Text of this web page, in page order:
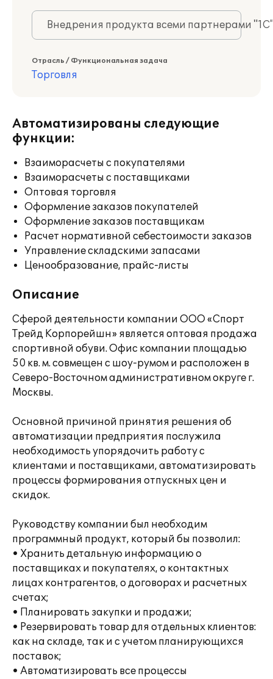
Внедрения продукта всеми партнерами
Отрасль / Функциональная задача
Торговля
Автоматизированы следующие
функции:
Взаиморасчеты с покупателями
Взаиморасчеты с поставщиками
Оптовая торговля
Оформление заказов покупателей
Оформление заказов поставщикам
Расчет нормативной себестоимости заказов
Управление складскими запасами
Ценообразование, прайс-листы
Описание
Сферой деятельности компании ООО «Спорт
Трейд Корпорейшн» является оптовая продажа
спортивной обуви. Офис компании площадью
50 кв. м. совмещен с шоу-румом и расположен в
Северо-Восточном административном округе г.
Москвы.
Основной причиной принятия решения об
автоматизации предприятия послужила
необходимость упорядочить работу с
клиентами и поставщиками, автоматизировать
процессы формирования отпускных цен и
скидок.
Руководству компании был необходим
программный продукт, который бы позволил:
• Хранить детальную информацию о
поставщиках и покупателях, о контактных
лицах контрагентов, о договорах и расчетных
счетах;
• Планировать закупки и продажи;
• Резервировать товар для отдельных клиентов:
как на складе, так и с учетом планирующихся
поставок;
• Автоматизировать все процессы